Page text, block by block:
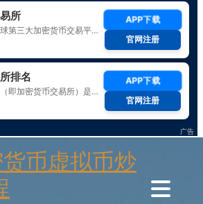
币虚拟币炒